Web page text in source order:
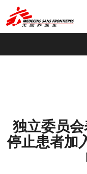
default
独立委员
停止患者加